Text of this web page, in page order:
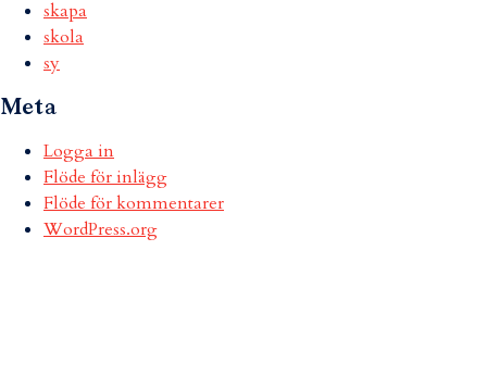
skapa
skola
sy
Meta
Logga in
Flöde för inlägg
Flöde för kommentarer
WordPress.org